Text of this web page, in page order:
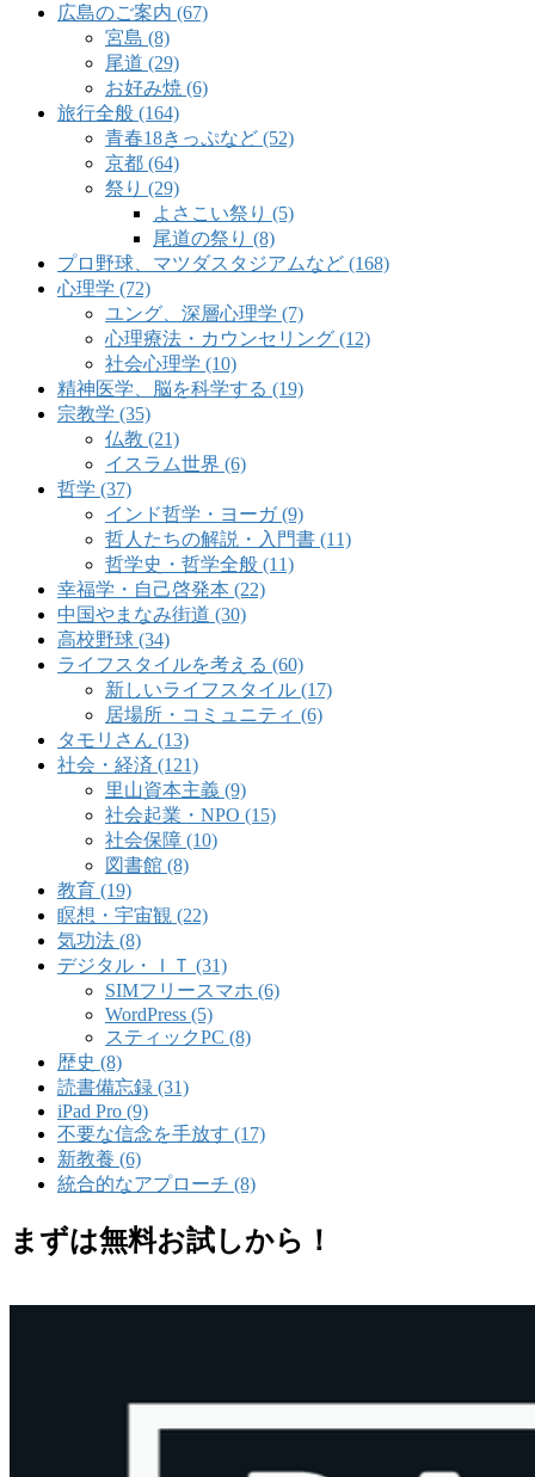
広島のご案内 (67)
宮島 (8)
尾道 (29)
お好み焼 (6)
旅行全般 (164)
青春18きっぷなど (52)
京都 (64)
祭り (29)
よさこい祭り (5)
尾道の祭り (8)
プロ野球、マツダスタジアムなど (168)
心理学 (72)
ユング、深層心理学 (7)
心理療法・カウンセリング (12)
社会心理学 (10)
精神医学、脳を科学する (19)
宗教学 (35)
仏教 (21)
イスラム世界 (6)
哲学 (37)
インド哲学・ヨーガ (9)
哲人たちの解説・入門書 (11)
哲学史・哲学全般 (11)
幸福学・自己啓発本 (22)
中国やまなみ街道 (30)
高校野球 (34)
ライフスタイルを考える (60)
新しいライフスタイル (17)
居場所・コミュニティ (6)
タモリさん (13)
社会・経済 (121)
里山資本主義 (9)
社会起業・NPO (15)
社会保障 (10)
図書館 (8)
教育 (19)
瞑想・宇宙観 (22)
気功法 (8)
デジタル・ＩＴ (31)
SIMフリースマホ (6)
WordPress (5)
スティックPC (8)
歴史 (8)
読書備忘録 (31)
iPad Pro (9)
不要な信念を手放す (17)
新教養 (6)
統合的なアプローチ (8)
まずは無料お試しから！